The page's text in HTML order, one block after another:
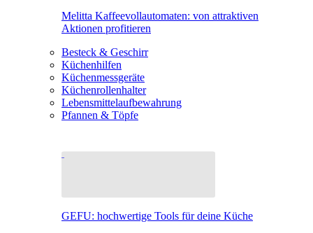
Melitta Kaffeevollautomaten: von attraktiven
Aktionen profitieren
Besteck & Geschirr
Küchenhilfen
Küchenmessgeräte
Küchenrollenhalter
Lebensmittelaufbewahrung
Pfannen & Töpfe
GEFU: hochwertige Tools für deine Küche